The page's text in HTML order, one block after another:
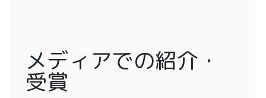
メディアでの紹介・
受賞